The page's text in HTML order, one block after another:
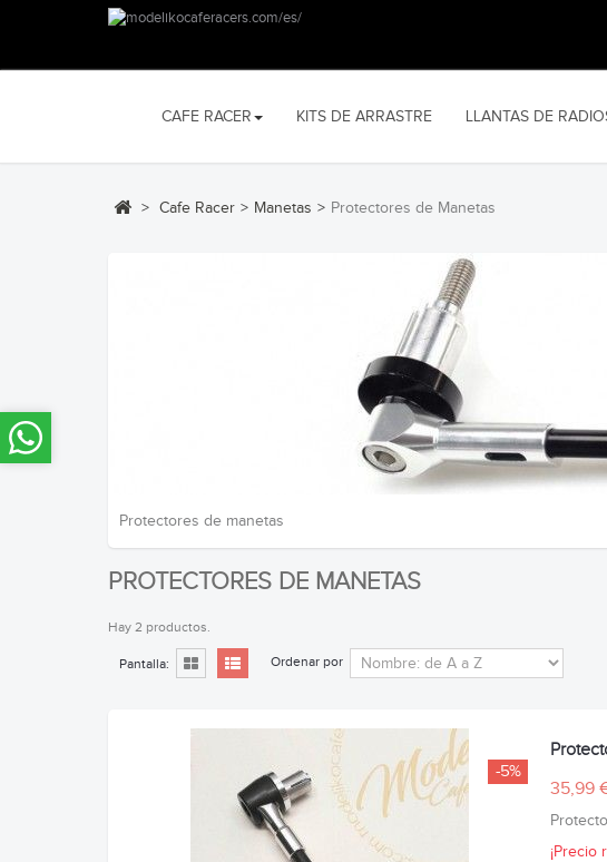
CAFE RACER KITS DE ARRASTRE LLANTAS DE
> Cafe Racer > Manetas > Protectores de Manetas
Protectores de manetas
PROTECTORES DE MANETAS
Hay 2 productos.
Pantalla: Ordenar por
-5%
35,99
¡Precio